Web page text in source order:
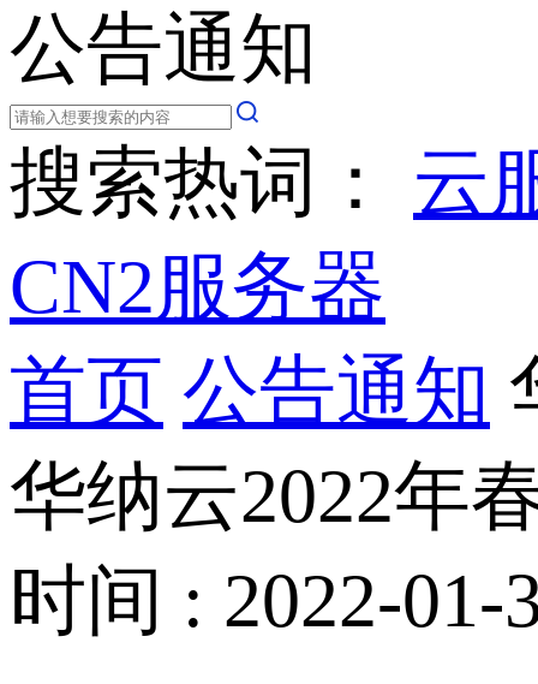
公告通知
搜索热词： 云
CN2服务器
首页 公告通知
华纳云2022年
时间 : 2022-01-